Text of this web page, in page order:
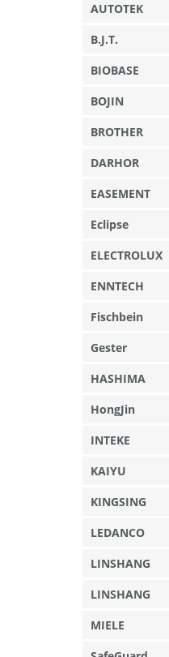
AUTOTEK
B.J.T.
BIOBASE
BOJIN
BROTHER
DARHOR
EASEMENT
Eclipse
ELECTROLUX
ENNTECH
Fischbein
Gester
HASHIMA
HongJin
INTEKE
KAIYU
KINGSING
LEDANCO
LINSHANG
LINSHANG
MIELE